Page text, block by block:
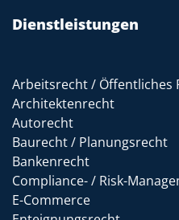
Dienstleistungen
Arbeitsrecht / Öffentliches
Architektenrecht
Autorecht
Baurecht / Planungsrecht
Bankenrecht
Compliance- / Risk-
E-Commerce